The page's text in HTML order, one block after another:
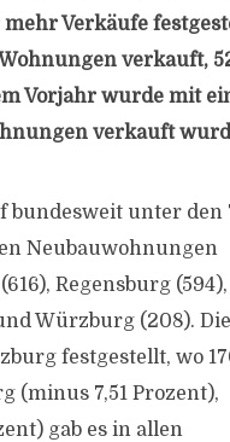
Verkäufe
verkauft,
Vorjahr wurde mit
verkauft
bundesweit unter den
Neubauwohnungen
Regensburg (594),
Würzburg (208). Die
festgestellt, wo
(minus 7,51 Prozent),
gab es in allen